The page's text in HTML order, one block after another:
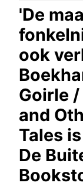
'De
ook
Goirle
and
Tales
De